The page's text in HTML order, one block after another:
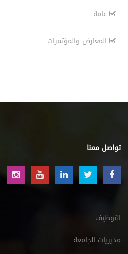
عامة
المعارض والمؤتمرات
تواصل معنا
التوظيف
مديريات الجامعة